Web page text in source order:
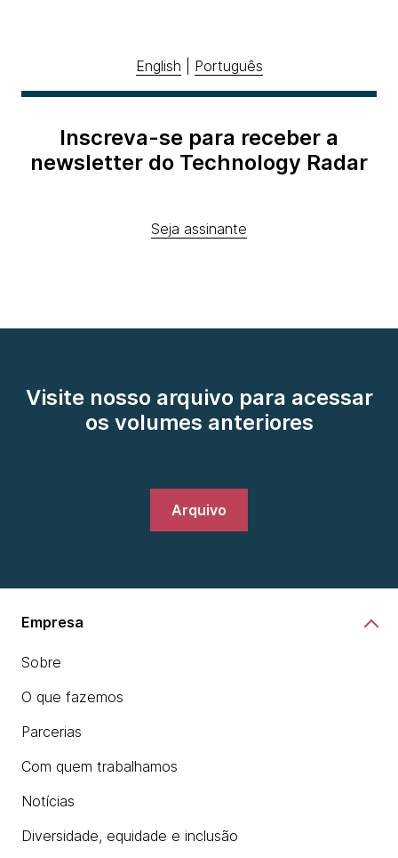
English Português
Inscreva-se para receber a
newsletter do Technology Radar
Seja assinante
Visite nosso arquivo para acessar
os volumes anteriores
Arquivo
Empresa
Sobre
O que fazemos
Parcerias
Com quem trabalhamos
Notícias
Diversidade, equidade e inclusão